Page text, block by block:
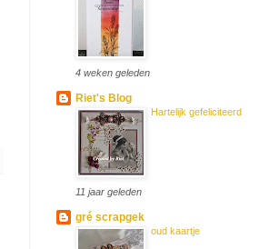
4 weken geleden
Riet's Blog
Hartelijk gefeliciteerd
11 jaar geleden
gré scrapgek
oud kaartje